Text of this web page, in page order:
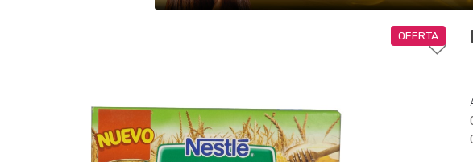
OFERTA